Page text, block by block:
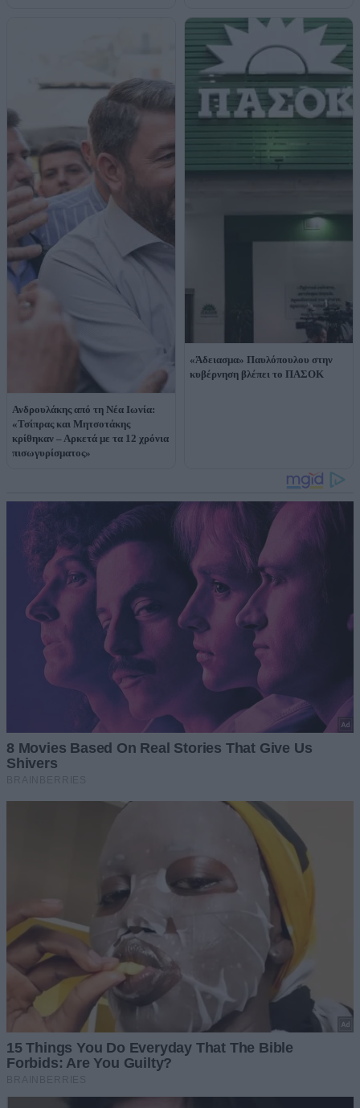
Ανδρουλάκης από τη Νέα Ιωνία:
«Τσίπρας και Μητσοτάκης
κρίθηκαν – Αρκετά με τα 12 χρόνια
πισωγυρίσματος»
«Άδειασμα» Παυλόπουλου στην
κυβέρνηση βλέπει το ΠΑΣΟΚ